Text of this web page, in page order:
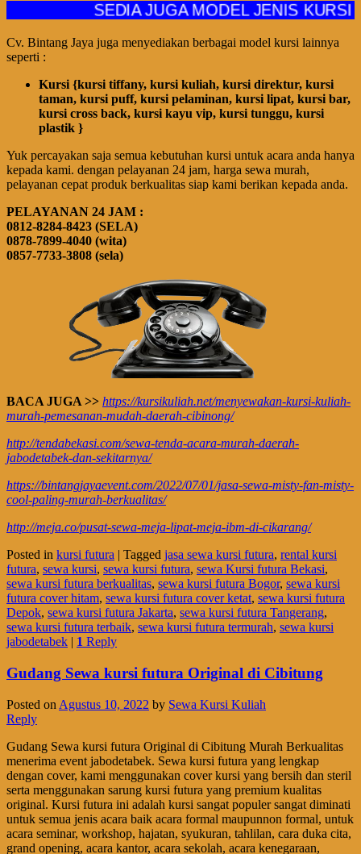
SEDIA JUGA MODEL JENIS KURSI LAINNYA
Cv. Bintang Jaya juga menyediakan berbagai model kursi lainnya
seperti :
Kursi {kursi tiffany, kursi kuliah, kursi direktur, kursi
taman, kursi puff, kursi pelaminan, kursi lipat, kursi bar,
kursi cross back, kursi kayu vip, kursi tunggu, kursi
plastik }
Yuk percayakan saja semua kebutuhan kursi untuk acara anda hanya
kepada kami. dengan pelayanan 24 jam, harga sewa murah,
pelayanan cepat produk berkualitas siap kami berikan kepada anda.
PELAYANAN 24 JAM :
0812-8284-8423 (SELA)
0878-7899-4040 (wita)
0857-7733-3808 (sela)
BACA JUGA >> https://kursikuliah.net/menyewakan-kursi-kuliah-
murah-pemesanan-mudah-daerah-cibinong/
http://tendabekasi.com/sewa-tenda-acara-murah-daerah-
jabodetabek-dan-sekitarnya/
https://bintangjayaevent.com/2022/07/01/jasa-sewa-misty-fan-misty-
cool-paling-murah-berkualitas/
http://meja.co/pusat-sewa-meja-lipat-meja-ibm-di-cikarang/
Posted in kursi futura | Tagged jasa sewa kursi futura, rental kursi
futura, sewa kursi, sewa kursi futura, sewa Kursi futura Bekasi,
sewa kursi futura berkualitas, sewa kursi futura Bogor, sewa kursi
futura cover hitam, sewa kursi futura cover ketat, sewa kursi futura
Depok, sewa kursi futura Jakarta, sewa kursi futura Tangerang,
sewa kursi futura terbaik, sewa kursi futura termurah, sewa kursi
jabodetabek | 1 Reply
Gudang Sewa kursi futura Original di Cibitung
Posted on Agustus 10, 2022 by Sewa Kursi Kuliah
Reply
Gudang Sewa kursi futura Original di Cibitung Murah Berkualitas
menerima event jabodetabek. Sewa kursi futura yang lengkap
dengan cover, kami menggunakan cover kursi yang bersih dan steril
serta menggunakan sarung kursi futura yang premium kualitas
original. Kursi futura ini adalah kursi sangat populer sangat diminati
untuk semua jenis acara baik acara formal maupunnon formal, untuk
acara seminar, workshop, hajatan, syukuran, tahlilan, cara duka cita,
grand opening, acara kantor, acara sekolah, acara kenegaraan,